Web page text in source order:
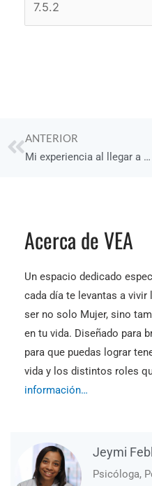
Prev
ANTERIOR
Mi experiencia al llegar a 300 episodios del podcast Vivir en Armonía
Acerca de VEA
Un espacio dedicado
cada día te levantas a vivir
ser no solo Mujer, sino
en tu vida. Diseñado para
para que puedas lograr
vida y los distintos roles
información…
Jeymi
Psicóloga,